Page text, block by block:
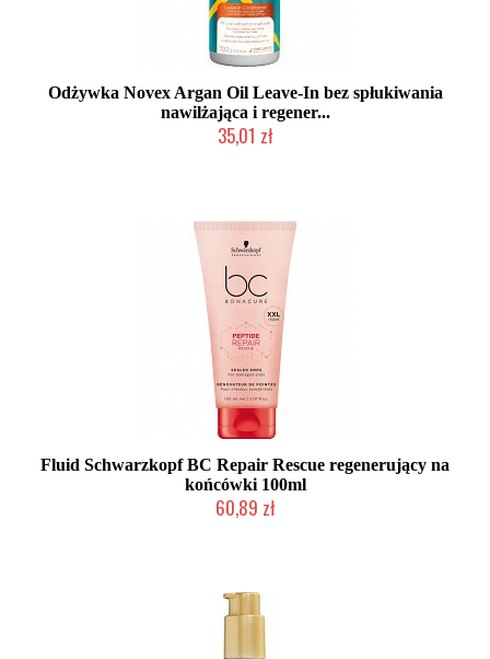
Odżywka Novex Argan Oil Leave-In bez spłukiwania
nawilżająca i regener...
35,01 zł
Fluid Schwarzkopf BC Repair Rescue regenerujący na
końcówki 100ml
60,89 zł